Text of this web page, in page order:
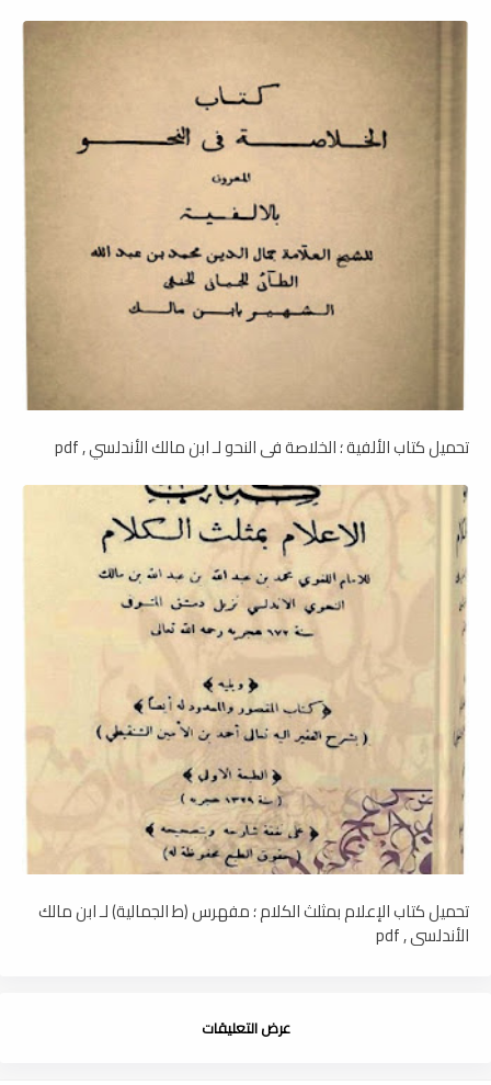
تحميل كتاب الألفية ؛ الخلاصة فى النحو لـ ابن مالك الأندلسي , pdf
تحميل كتاب الإعلام بمثلث الكلام ؛ مفهرس (ط الجمالية) لـ ابن مالك
الأندلسي , pdf
عرض التعليقات